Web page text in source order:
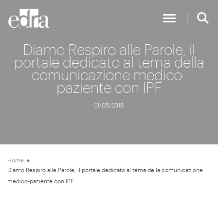
Toggle
Diamo Respiro alle Parole, il
portale dedicato al tema della
comunicazione medico-
paziente con IPF
21/05/2019
Home
Diamo Respiro alle Parole, il portale dedicato al tema della comunicazione
medico-paziente con IPF